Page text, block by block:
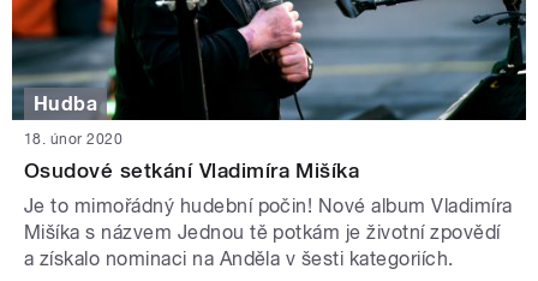
Hudba
18. únor 2020
Osudové setkání Vladimíra Mišíka
Je to mimořádný hudební počin! Nové album Vladimíra
Mišíka s názvem Jednou tě potkám je životní zpovědí
a získalo nominaci na Anděla v šesti kategoriích.